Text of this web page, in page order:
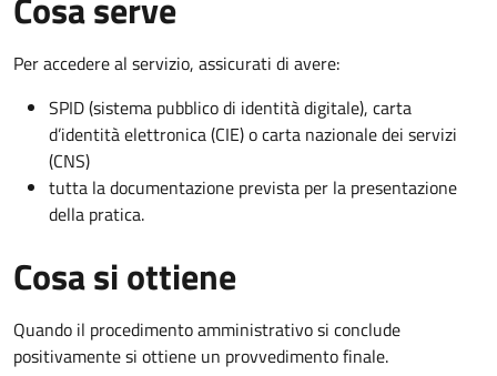
Per accedere al servizio, assicurati di avere:
SPID (sistema pubblico di identità digitale), carta
d’identità elettronica (CIE) o carta nazionale dei servizi
(CNS)
tutta la documentazione prevista per la presentazione
della pratica.
Cosa si ottiene
Quando il procedimento amministrativo si conclude
positivamente si ottiene un provvedimento finale.